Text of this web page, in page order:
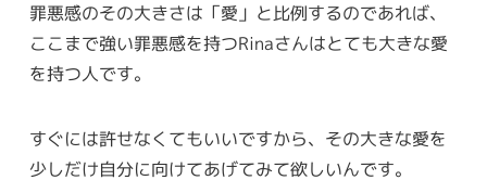
罪悪感のその大きさは「愛」と比例するのであれば、
ここまで強い罪悪感を持つRinaさんはとても大きな愛
を持つ人です。
すぐには許せなくてもいいですから、その大きな愛を
少しだけ自分に向けてあげてみて欲しいんです。